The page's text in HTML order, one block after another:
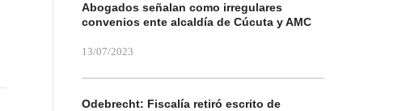
Abogados señalan como irregulares
convenios ente alcaldía de Cúcuta y AMC
13/07/2023
Odebrecht: Fiscalía retiró escrito de